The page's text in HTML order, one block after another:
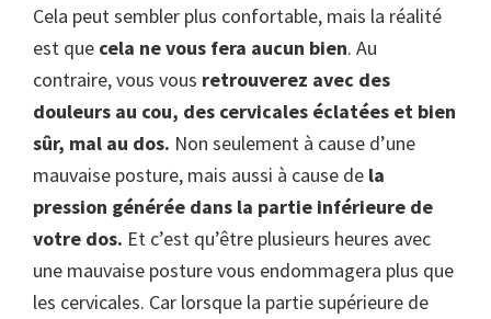
Cela peut sembler plus confortable, mais la réalité
est que cela ne vous fera aucun bien. Au
contraire, vous vous retrouverez avec des
douleurs au cou, des cervicales éclatées et bien
sûr, mal au dos. Non seulement à cause d’une
mauvaise posture, mais aussi à cause de la
pression générée dans la partie inférieure de
votre dos. Et c’est qu’être plusieurs heures avec
une mauvaise posture vous endommagera plus que
les cervicales. Car lorsque la partie supérieure de